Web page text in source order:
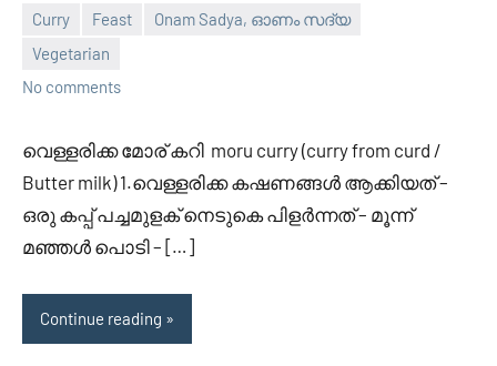
Curry Feast
Onam Sadya, ഓണം സദ്യ
Vegetarian
February
22,
Divya
No comments
വെള്ളരിക്ക മോര് കറി moru curry (curry from curd /
Butter milk) 1.വെള്ളരിക്ക കഷണങ്ങള്‍ ആക്കിയത് –
ഒരു കപ്പ്‌ പച്ചമുളക് നെടുകെ പിളര്‍ന്നത് – മൂന്ന്
മഞ്ഞള്‍ പൊടി – […]
Continue reading